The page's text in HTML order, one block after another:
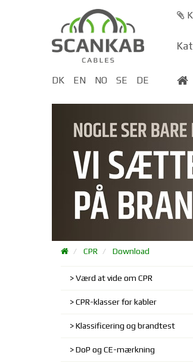
DK EN NO SE DE
CPR Download
Værd at vide om CPR
CPR-klasser for kabler
Klassificering og brandtest
DoP og CE-mærkning